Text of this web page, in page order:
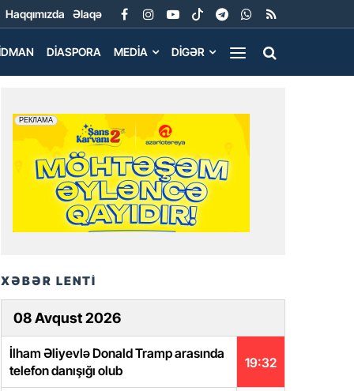
Haqqımızda Əlaqə
DIASPORA MEDIA DIGƏR
XƏBƏR LENTİ
08 Avqust 2026
19:32
İlham Əliyevlə Donald Tramp arasında
telefon danışığı olub